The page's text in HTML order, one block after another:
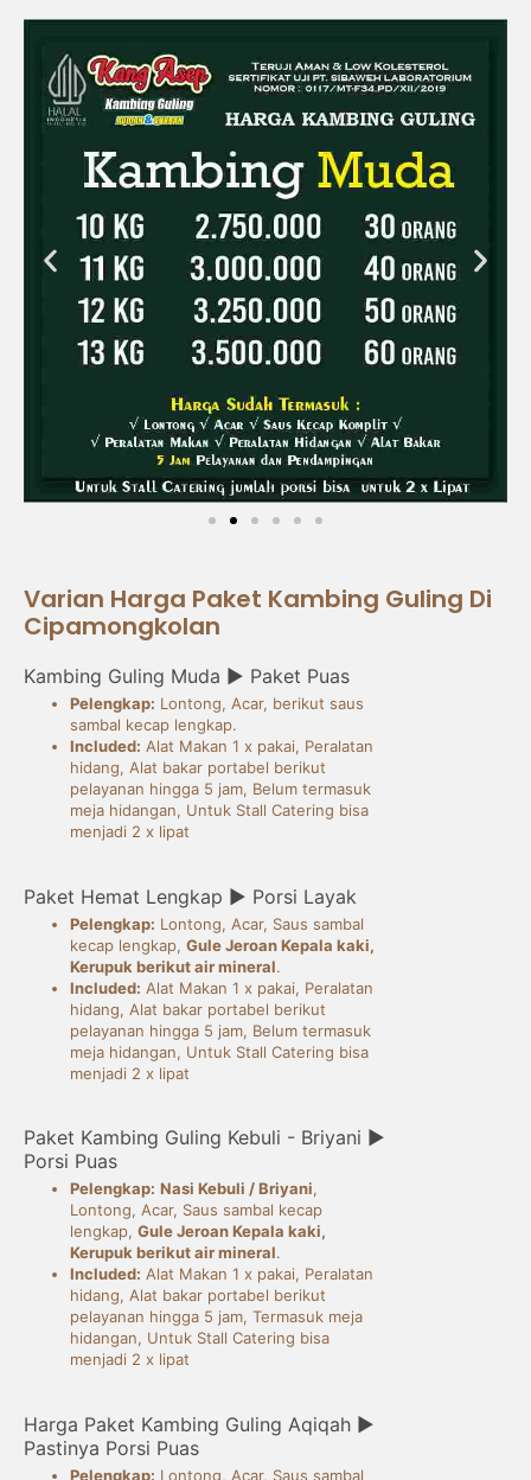
Varian Harga Paket Kambing Guling Di
Cipamongkolan
Kambing Guling Muda ► Paket Puas
Pelengkap: Lontong, Acar, berikut saus
sambal kecap lengkap.
Included: Alat Makan 1 x pakai, Peralatan
hidang, Alat bakar portabel berikut
pelayanan hingga 5 jam, Belum termasuk
meja hidangan, Untuk Stall Catering bisa
menjadi 2 x lipat
Paket Hemat Lengkap ► Porsi Layak
Pelengkap: Lontong, Acar, Saus sambal
kecap lengkap, Gule Jeroan Kepala kaki,
Kerupuk berikut air mineral.
Included: Alat Makan 1 x pakai, Peralatan
hidang, Alat bakar portabel berikut
pelayanan hingga 5 jam, Belum termasuk
meja hidangan, Untuk Stall Catering bisa
menjadi 2 x lipat
Paket Kambing Guling Kebuli - Briyani ►
Porsi Puas
Pelengkap: Nasi Kebuli / Briyani,
Lontong, Acar, Saus sambal kecap
lengkap, Gule Jeroan Kepala kaki,
Kerupuk berikut air mineral.
Included: Alat Makan 1 x pakai, Peralatan
hidang, Alat bakar portabel berikut
pelayanan hingga 5 jam, Termasuk meja
hidangan, Untuk Stall Catering bisa
menjadi 2 x lipat
Harga Paket Kambing Guling Aqiqah ►
Pastinya Porsi Puas
Pelengkap: Lontong, Acar, Saus sambal